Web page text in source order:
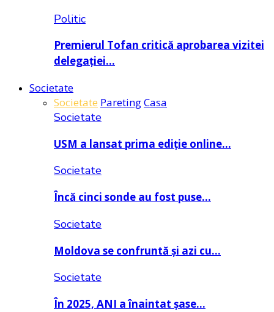
Politic
Premierul Tofan critică aprobarea vizitei
delegației…
Societate
Societate ParetingCasa
Societate
USM a lansat prima ediție online…
Societate
Încă cinci sonde au fost puse…
Societate
Moldova se confruntă și azi cu…
Societate
În 2025, ANI a înaintat șase…